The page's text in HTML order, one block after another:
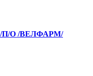
П/О /ВЕЛФАРМ/